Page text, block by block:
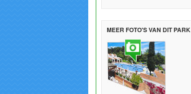
MEER FOTO'S VAN DIT PARK